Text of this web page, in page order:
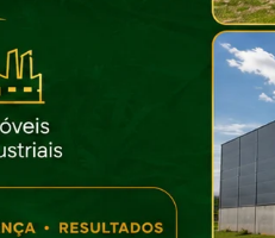
valor, ou veículo
mais parcelamento a
a alteração sem